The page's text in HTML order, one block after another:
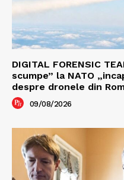
DIGITAL FORENSIC
scumpe” la NATO
despre dronele din
09/08/2026